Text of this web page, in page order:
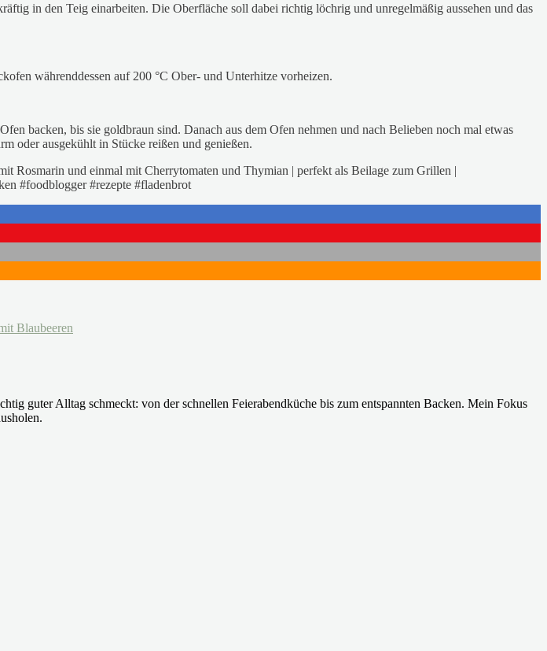
in den Teig einarbeiten. Die Oberfläche soll dabei richtig löchrig und unregelmäßig aussehen und das
währenddessen auf 200 °C Ober- und Unterhitze vorheizen.
backen, bis sie goldbraun sind. Danach aus dem Ofen nehmen und nach Belieben noch mal etwas
oder ausgekühlt in Stücke reißen und genießen.
Blaubeeren
guter Alltag schmeckt: von der schnellen Feierabendküche bis zum entspannten Backen. Mein Fokus